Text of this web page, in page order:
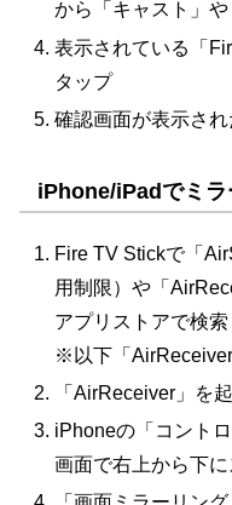
から「キャスト」
表示されている「
タップ
確認画面が表示さ
iPhone/iPadでミラ
Fire TV Stickで「
用制限）や「
アプリストアで検
※以下「
「AirReceiver」を
iPhoneの「コント
画面で右上から下に